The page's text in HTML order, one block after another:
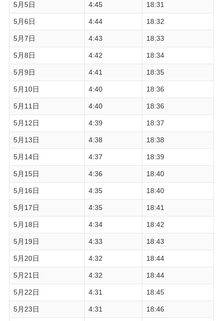
5月5日 4:45 18:31
5月6日 4:44 18:32
5月7日 4:43 18:33
5月8日 4:42 18:34
5月9日 4:41 18:35
5月10日 4:40 18:36
5月11日 4:40 18:36
5月12日 4:39 18:37
5月13日 4:38 18:38
5月14日 4:37 18:39
5月15日 4:36 18:40
5月16日 4:35 18:40
5月17日 4:35 18:41
5月18日 4:34 18:42
5月19日 4:33 18:43
5月20日 4:32 18:44
5月21日 4:32 18:44
5月22日 4:31 18:45
5月23日 4:31 18:46